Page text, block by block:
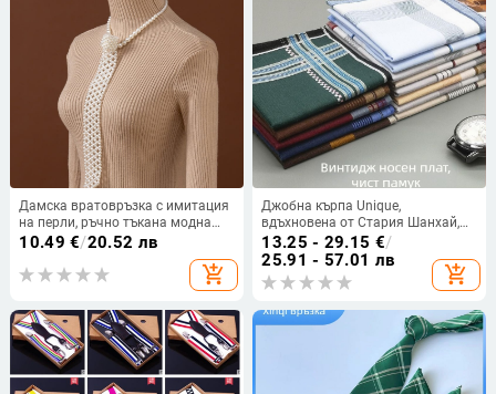
Дамска вратовръзка с имитация
на перли, ръчно тъкана модна
вратовръзка тип риза, малка
вратовръзка с перли за четири
сезона
10.49 €/20.52 лв
add_shopping_cart
Джобна кърпа Unique,
вдъхновена от Стария Шанхай,
за възрастни, пролет 2025
13.25 - 29.15 €/
25.91 - 57.01 лв
add_shopping_cart